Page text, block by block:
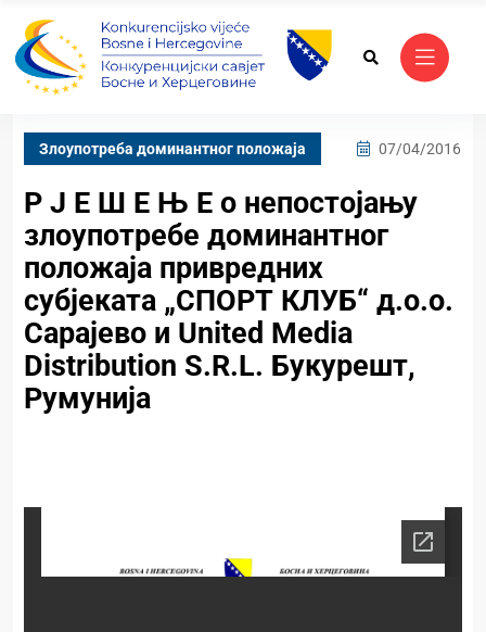
Злоупотреба доминантног положаја 07/04/2016
Р Ј Е Ш Е Њ Е о непостојању
злоупотребе доминантног
положаја привредних
субјеката „СПОРТ КЛУБ“ д.о.о.
Сарајево и United Media
Distribution S.R.L. Букурешт,
Румунија